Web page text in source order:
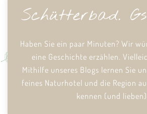
Schütterbad.
Haben Sie ein paar Minuten? Wir
eine Geschichte erzählen.
Mithilfe unseres Blogs lernen Sie
feines Naturhotel und die Region
kennen (und lieben).